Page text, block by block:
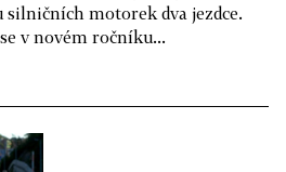
silničních motorek dva jezdce.
v novém ročníku...